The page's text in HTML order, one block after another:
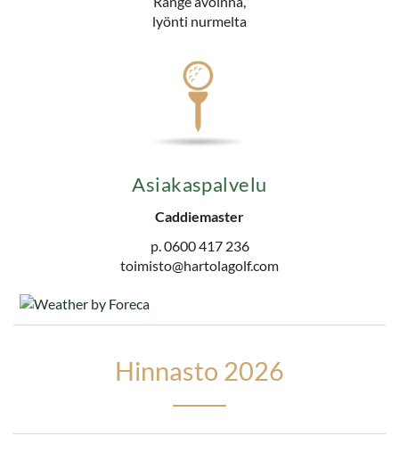
lyönti nurmelta
Asiakaspalvelu
Caddiemaster
p. 0600 417 236
toimisto@hartolagolf.com
Hinnasto 2026